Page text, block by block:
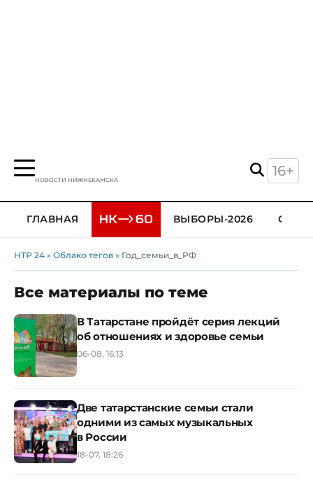
НОВОСТИ НИЖНЕКАМСКА
16+
ГЛАВНАЯ ВЫБОРЫ-2026
НТР 24 » Облако тегов » Год_семьи_в_РФ
Все материалы по теме
В Татарстане пройдёт серия лекций
об отношениях и здоровье семьи
06-08, 16:13
Две татарстанские семьи стали
одними из самых музыкальных
в России
18-07, 18:26